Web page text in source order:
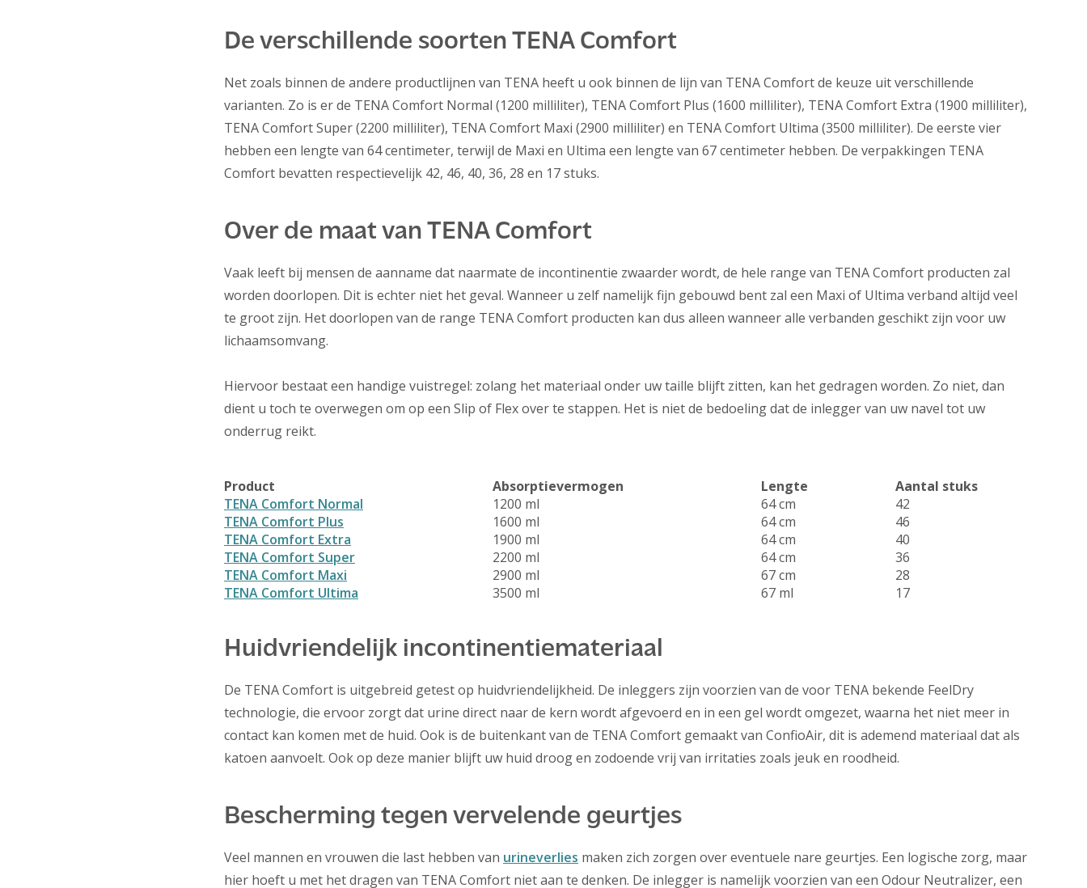
De verschillende soorten TENA Comfort
Net zoals binnen de andere productlijnen van TENA heeft u ook binnen de lijn van TENA Comfort de keuze uit verschillende
varianten. Zo is er de TENA Comfort Normal (1200 milliliter), TENA Comfort Plus (1600 milliliter), TENA Comfort Extra (1900 milliliter),
TENA Comfort Super (2200 milliliter), TENA Comfort Maxi (2900 milliliter) en TENA Comfort Ultima (3500 milliliter). De eerste vier
hebben een lengte van 64 centimeter, terwijl de Maxi en Ultima een lengte van 67 centimeter hebben. De verpakkingen TENA
Comfort bevatten respectievelijk 42, 46, 40, 36, 28 en 17 stuks.
Over de maat van TENA Comfort
Vaak leeft bij mensen de aanname dat naarmate de incontinentie zwaarder wordt, de hele range van TENA Comfort producten zal
worden doorlopen. Dit is echter niet het geval. Wanneer u zelf namelijk fijn gebouwd bent zal een Maxi of Ultima verband altijd veel
te groot zijn. Het doorlopen van de range TENA Comfort producten kan dus alleen wanneer alle verbanden geschikt zijn voor uw
lichaamsomvang.
Hiervoor bestaat een handige vuistregel: zolang het materiaal onder uw taille blijft zitten, kan het gedragen worden. Zo niet, dan
dient u toch te overwegen om op een Slip of Flex over te stappen. Het is niet de bedoeling dat de inlegger van uw navel tot uw
onderrug reikt.
Product Absorptievermogen Lengte
Aantal stuks
TENA Comfort Normal
1200 ml 64 cm
42
TENA Comfort Plus
1600 ml 64 cm
46
TENA Comfort Extra
1900 ml 64 cm
40
TENA Comfort Super
2200 ml 64 cm
36
TENA Comfort Maxi
2900 ml 67 cm
28
TENA Comfort Ultima
3500 ml 67 ml 17
Huidvriendelijk incontinentiemateriaal
De TENA Comfort is uitgebreid getest op huidvriendelijkheid. De inleggers zijn voorzien van de voor TENA bekende FeelDry
technologie, die ervoor zorgt dat urine direct naar de kern wordt afgevoerd en in een gel wordt omgezet, waarna het niet meer in
contact kan komen met de huid. Ook is de buitenkant van de TENA Comfort gemaakt van ConfioAir, dit is ademend materiaal dat als
katoen aanvoelt. Ook op deze manier blijft uw huid droog en zodoende vrij van irritaties zoals jeuk en roodheid.
Bescherming tegen vervelende geurtjes
Veel mannen en vrouwen die last hebben van urineverlies maken zich zorgen over eventuele nare geurtjes. Een logische zorg, maar
hier hoeft u met het dragen van TENA Comfort niet aan te denken. De inlegger is namelijk voorzien van een Odour Neutralizer, een